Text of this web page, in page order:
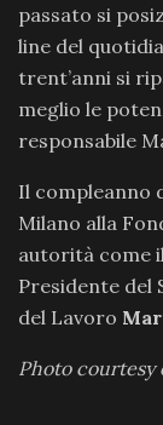
passato si
line del
trent’anni si
meglio le
responsabile
Il compleanno
Milano alla
autorità come
Presidente del
del Lavoro
Photo courtesy